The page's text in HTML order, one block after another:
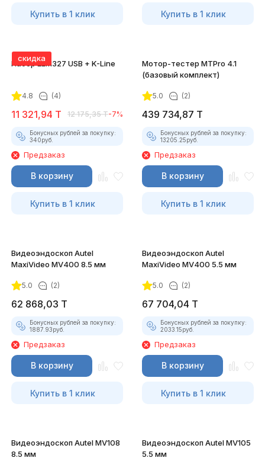
Купить в 1 клик Купить в 1 клик
скидка
Набор ELM327 USB + K-Line
4.8 (4)
11 321,94 T 12 175,35 T-7%
Бонусных рублей за покупку:
340руб.
Предзаказ
В корзину
Купить в 1 клик
Мотор-тестер MTPro 4.1
(базовый комплект)
5.0 (2)
439 734,87 T
Бонусных рублей за покупку:
13205.25руб.
Предзаказ
В корзину
Купить в 1 клик
Видеоэндоскоп Autel
MaxiVideo MV400 8.5 мм
5.0 (2)
62 868,03 T
Бонусных рублей за покупку:
1887.93руб.
Предзаказ
В корзину
Купить в 1 клик
Видеоэндоскоп Autel
MaxiVideo MV400 5.5 мм
5.0 (2)
67 704,04 T
Бонусных рублей за покупку:
2033.15руб.
Предзаказ
В корзину
Купить в 1 клик
Видеоэндоскоп Autel MV108
8.5 мм
Видеоэндоскоп Autel MV105
5.5 мм